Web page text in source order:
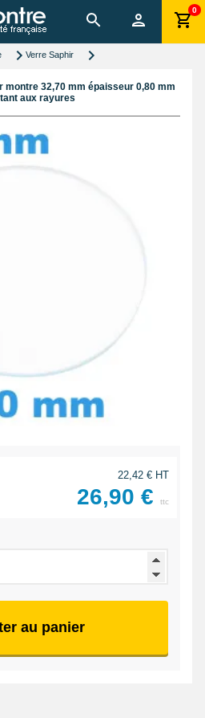
0
Verre Saphir
montre 32,70 mm épaisseur 0,80 mm
aux rayures
22,42 € HT
26,90 € ttc
au panier